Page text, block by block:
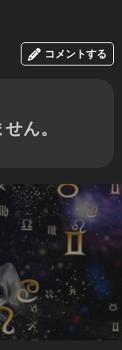
コメントする
ん。